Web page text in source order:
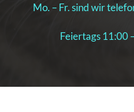
Mo. – Fr. sind wir
Feiertags 11:00